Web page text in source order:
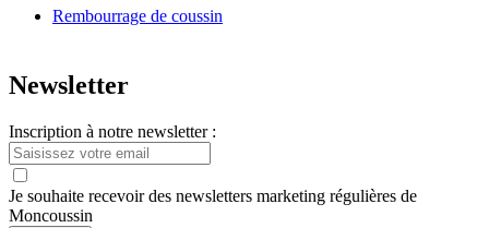
Rembourrage de coussin
Newsletter
Inscription à notre newsletter :
Je souhaite recevoir des newsletters marketing régulières de
Moncoussin